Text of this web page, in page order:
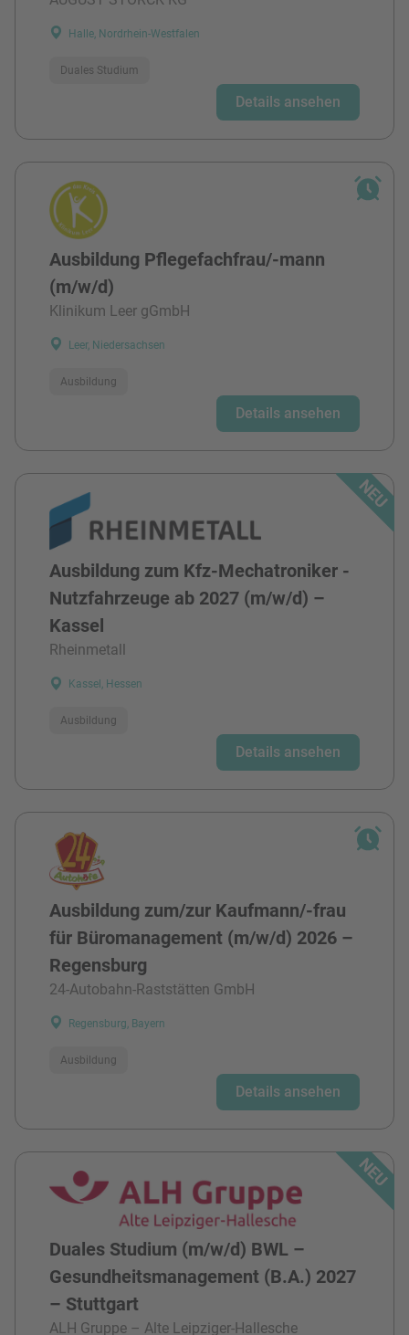
Halle, Nordrhein-Westfalen
Duales Studium
Details ansehen
Ausbildung Pflegefachfrau/-mann
(m/w/d)
Klinikum Leer gGmbH
Leer, Niedersachsen
Ausbildung
Details ansehen
Ausbildung zum Kfz-Mechatroniker -
Nutzfahrzeuge ab 2027 (m/w/d) –
Kassel
Rheinmetall
Kassel, Hessen
Ausbildung
Details ansehen
Ausbildung zum/zur Kaufmann/-frau
für Büromanagement (m/w/d) 2026 –
Regensburg
24-Autobahn-Raststätten GmbH
Regensburg, Bayern
Ausbildung
Details ansehen
Duales Studium (m/w/d) BWL –
Gesundheitsmanagement (B.A.) 2027
– Stuttgart
ALH Gruppe – Alte Leipziger-Hallesche